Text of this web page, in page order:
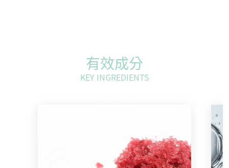
有效成分
KEY INGREDIENTS